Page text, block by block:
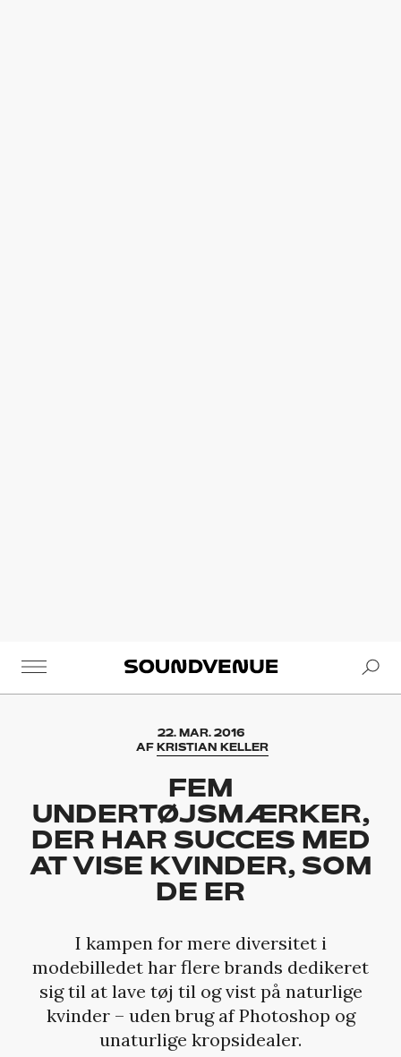
Soundvenue
22. MAR. 2016
AF KRISTIAN KELLER
FEM
UNDERTØJSMÆRKER,
DER HAR SUCCES MED
AT VISE KVINDER, SOM
DE ER
I kampen for mere diversitet i
modebilledet har flere brands dedikeret
sig til at lave tøj til og vist på naturlige
kvinder – uden brug af Photoshop og
unaturlige kropsidealer.